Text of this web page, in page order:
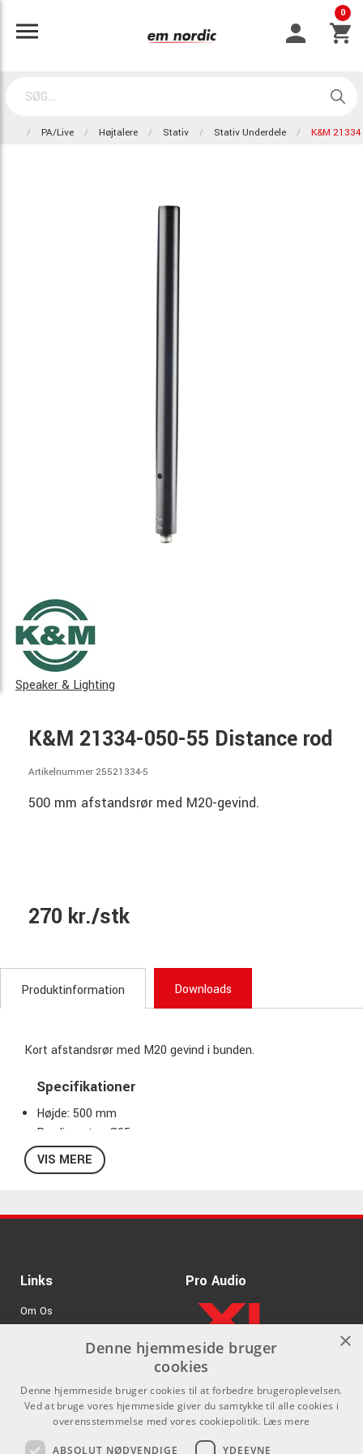
0
PA/Live Højtalere Stativ Stativ Underdele K&M
Speaker & Lighting
K&M 21334-050-55 Distance rod
Artikelnummer 25521334-5
500 mm afstandsrør med M20-gevind.
270 kr./stk
Produktinformation Downloads
Kort afstandsrør med M20 gevind i bunden.
Specifikationer
Højde: 500 mm
Rørdiameter: Ø35 mm
Maxbelastning: 35 kg
M20-gevind i bunden (passer til 24116)
Sort
VIS MERE
Links
Om Os
GDPR & Cookies
Pro Audio
.
Kontakt Sociale medier
×
Denne hjemmeside bruger
cookies
Denne hjemmeside bruger cookies til at forbedre brugeroplevelsen.
Ved at bruge vores hjemmeside giver du samtykke til alle cookies i
overensstemmelse med vores cookiepolitik. Læs mere
ABSOLUT NØDVENDIGE YDEEVNE